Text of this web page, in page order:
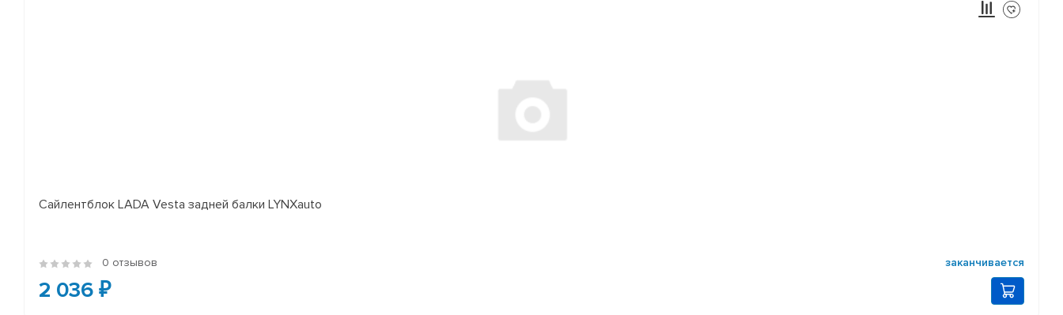
Сайлентблок LADA Vesta задней балки LYNXauto
0 отзывов заканчивается
2 036 ₽